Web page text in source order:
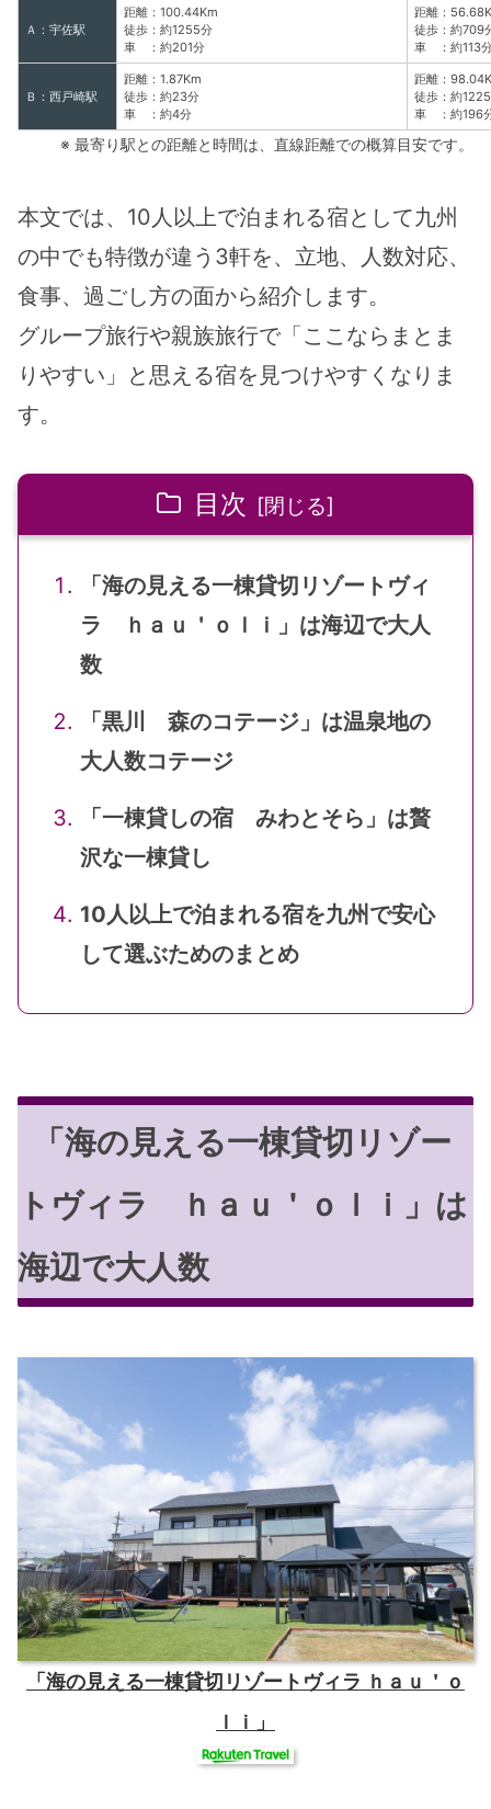
Ａ：宇佐駅
距離：100.44Km
徒歩：約1255分
車 ：約201分
距離：
徒歩：約709
車 ：約113
Ｂ：西戸崎駅
距離：1.87Km
徒歩：約23分
車 ：約4分
距離：
徒歩：約
車 ：約196
※ 最寄り駅との距離と時間は、直線距離での概算目安です。
本文では、10人以上で泊まれる宿として九州
の中でも特徴が違う3軒を、立地、人数対応、
食事、過ごし方の面から紹介します。
グループ旅行や親族旅行で「ここならまとま
りやすい」と思える宿を見つけやすくなりま
す。
目次
「海の見える一棟貸切リゾートヴィ
ラ ｈａｕ＇ｏｌｉ」は海辺で大人
数
「黒川 森のコテージ」は温泉地の
大人数コテージ
「一棟貸しの宿 みわとそら」は贅
沢な一棟貸し
10人以上で泊まれる宿を九州で安心
して選ぶためのまとめ
「海の見える一棟貸切リゾー
トヴィラ ｈａｕ＇ｏｌｉ」は
海辺で大人数
「海の見える一棟貸切リゾートヴィラ ｈａｕ＇ｏ
ｌｉ」